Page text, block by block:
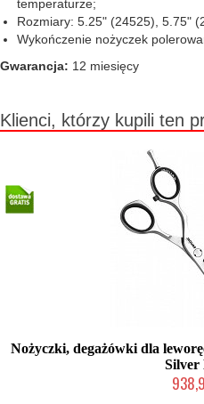
temperaturze;
Rozmiary: 5.25" (24525), 5.75"
Wykończenie nożyczek
Gwarancja: 12 miesięcy
Klienci, którzy kupili ten
Nożyczki, degażówki dla
Silver